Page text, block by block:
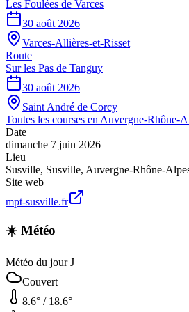
Les Foulées de Varces
30 août 2026
Varces-Allières-et-Risset
Route
Sur les Pas de Tanguy
30 août 2026
Saint André de Corcy
Toutes les courses en Auvergne-Rhône-
Date
dimanche 7 juin 2026
Lieu
Susville, Susville, Auvergne-Rhône-
Site web
mpt-susville.fr
☀️ Météo
Météo du jour J
Couvert
8.6° / 18.6°